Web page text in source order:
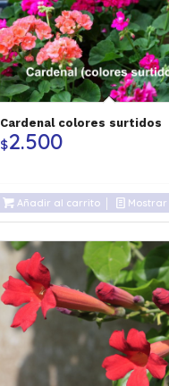
Cardenal colores surtidos
$2.500
Añadir al carrito